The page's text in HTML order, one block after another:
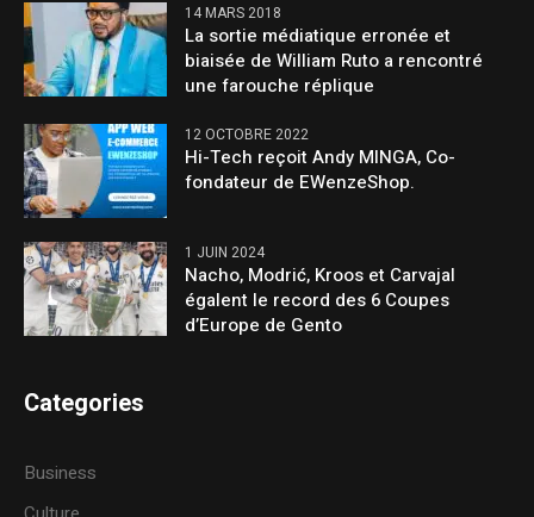
14 MARS 2018
La sortie médiatique erronée et
biaisée de William Ruto a rencontré
une farouche réplique
12 OCTOBRE 2022
Hi-Tech reçoit Andy MINGA, Co-
fondateur de EWenzeShop.
1 JUIN 2024
Nacho, Modrić, Kroos et Carvajal
égalent le record des 6 Coupes
d’Europe de Gento
Categories
Business